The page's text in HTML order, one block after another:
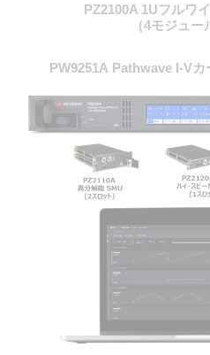
PZ2100A 1Uフルワ
（4モジュー
PW9251A Pathwave I-V